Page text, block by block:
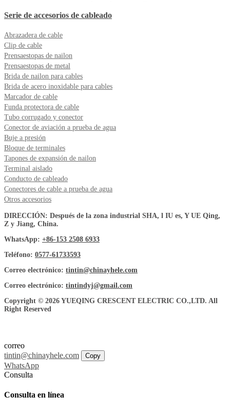
Serie de accesorios de cableado
Abrazadera de cable
Clip de cable
Prensaestopas de nailon
Prensaestopas de metal
Brida de nailon para cables
Brida de acero inoxidable para cables
Marcador de cable
Funda protectora de cable
Tubo corrugado y conector
Conector de aviación a prueba de agua
Buje a presión
Bloque de terminales
Tapones de expansión de nailon
Terminal aislado
Conducto de cableado
Conectores de cable a prueba de agua
Otros accesorios
DIRECCIÓN: Después de la zona industrial SHA, l IU es, Y UE Qing,
Z y Jiang, China.
WhatsApp: +86-153 2508 6933
Teléfono: 0577-61733593
Correo electrónico: tintin@chinayhele.com
Correo electrónico: tintindyj@gmail.com
Copyright © 2026 YUEQING CRESCENT ELECTRIC CO.,LTD. All
Right Reserved
correo
tintin@chinayhele.com
Copy
WhatsApp
Consulta
Consulta en línea